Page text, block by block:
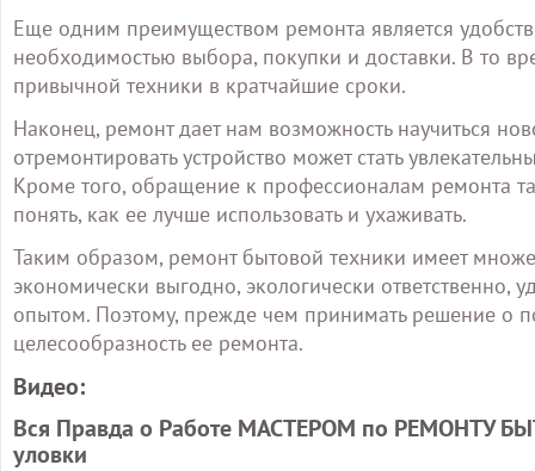
Еще одним преимуществом ремонта является
необходимостью выбора, покупки и доставки. В то
привычной техники в кратчайшие сроки.
Наконец, ремонт дает нам возможность научиться
отремонтировать устройство может стать
Кроме того, обращение к профессионалам ремонта
понять, как ее лучше использовать и ухаживать.
Таким образом, ремонт бытовой техники имеет
экономически выгодно, экологически
опытом. Поэтому, прежде чем принимать решение о
целесообразность ее ремонта.
Видео:
Вся Правда о Работе МАСТЕРОМ по РЕМОНТУ
уловки